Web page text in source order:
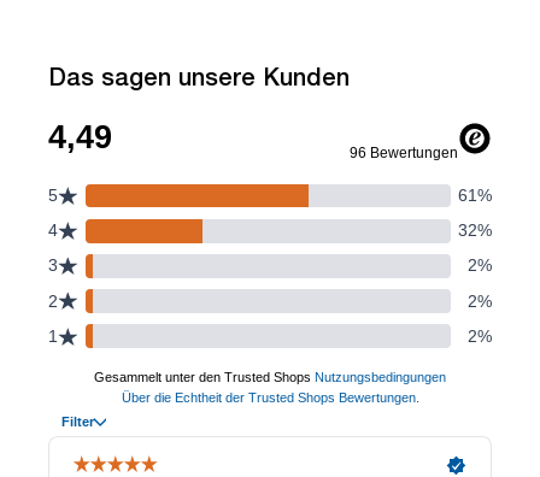
Das sagen unsere Kunden